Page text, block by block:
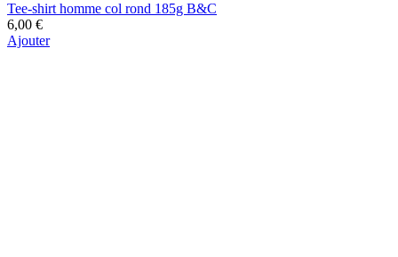
Tee-shirt homme col rond 185g B&C
6,00 €
Ajouter